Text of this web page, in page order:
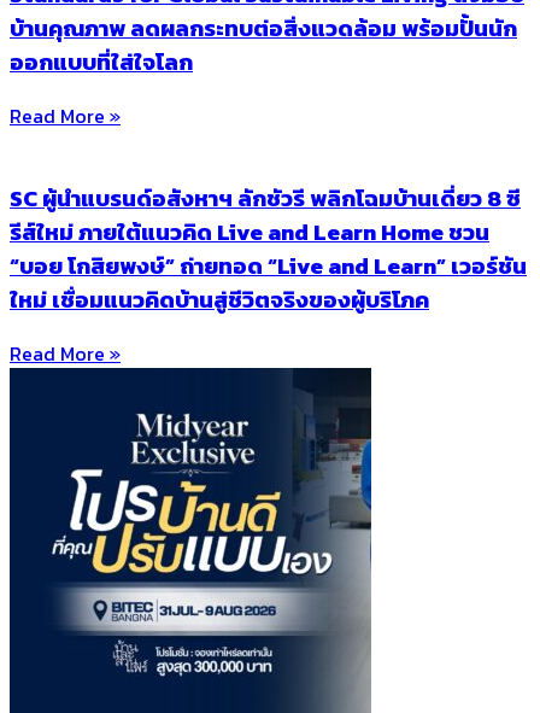
บ้านคุณภาพ ลดผลกระทบต่อสิ่งแวดล้อม พร้อมปั้นนัก
ออกแบบที่ใส่ใจโลก
Read More »
SC ผู้นำแบรนด์อสังหาฯ ลักชัวรี พลิกโฉมบ้านเดี่ยว 8 ซี
รีส์ใหม่ ภายใต้แนวคิด Live and Learn Home ชวน
“บอย โกสิยพงษ์” ถ่ายทอด “Live and Learn” เวอร์ชัน
ใหม่ เชื่อมแนวคิดบ้านสู่ชีวิตจริงของผู้บริโภค
Read More »